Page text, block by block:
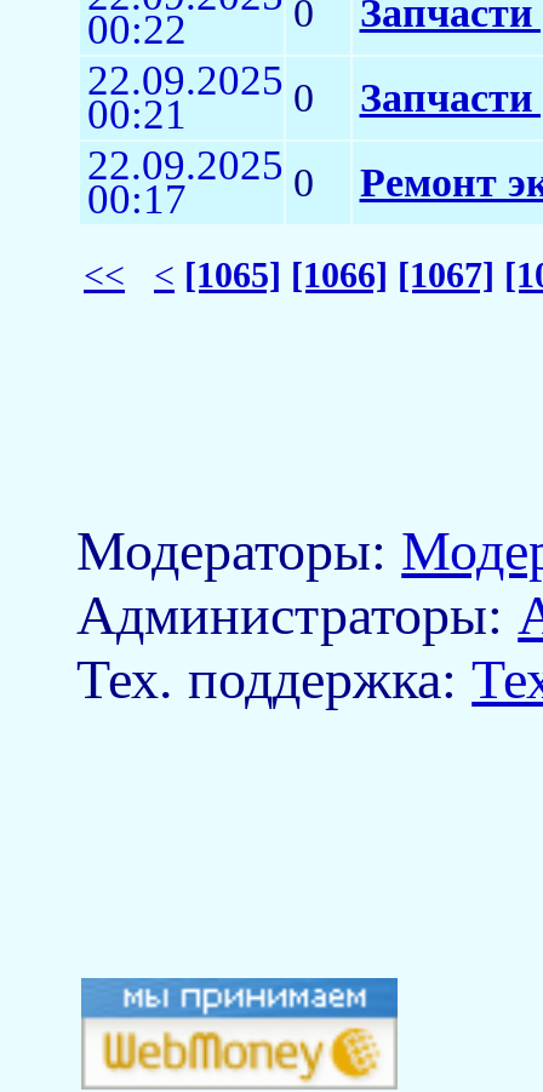
00:22 0
22.09.2025
00:21 0
22.09.2025
00:17 0 Ремонт
<< < [1065] [1066] [1067]
Модераторы:
Aдминистраторы:
Тех. поддержка: